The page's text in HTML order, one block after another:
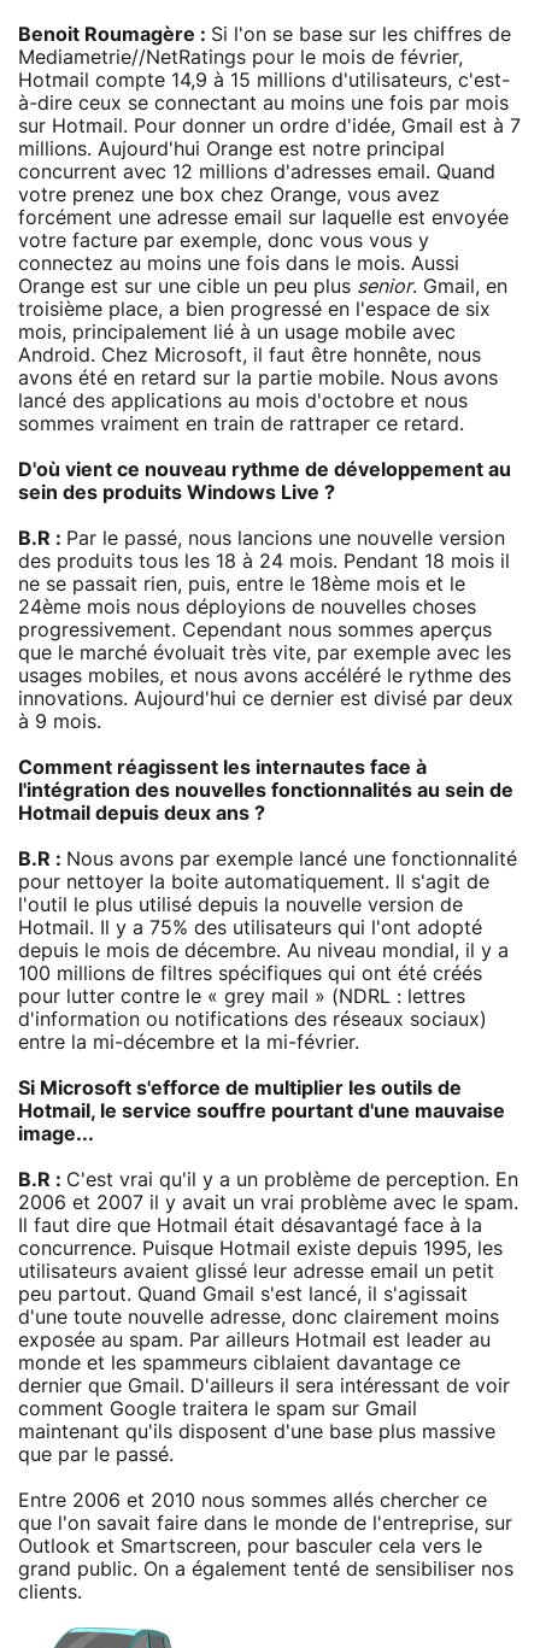
Benoit Roumagère : Si l'on se base sur les chiffres de
Mediametrie//NetRatings pour le mois de février,
Hotmail compte 14,9 à 15 millions d'utilisateurs, c'est-
à-dire ceux se connectant au moins une fois par mois
sur Hotmail. Pour donner un ordre d'idée, Gmail est à 7
millions. Aujourd'hui Orange est notre principal
concurrent avec 12 millions d'adresses email. Quand
votre prenez une box chez Orange, vous avez
forcément une adresse email sur laquelle est envoyée
votre facture par exemple, donc vous vous y
connectez au moins une fois dans le mois. Aussi
Orange est sur une cible un peu plus senior. Gmail, en
troisième place, a bien progressé en l'espace de six
mois, principalement lié à un usage mobile avec
Android. Chez Microsoft, il faut être honnête, nous
avons été en retard sur la partie mobile. Nous avons
lancé des applications au mois d'octobre et nous
sommes vraiment en train de rattraper ce retard.
D'où vient ce nouveau rythme de développement au
sein des produits Windows Live ?
B.R : Par le passé, nous lancions une nouvelle version
des produits tous les 18 à 24 mois. Pendant 18 mois il
ne se passait rien, puis, entre le 18ème mois et le
24ème mois nous déployions de nouvelles choses
progressivement. Cependant nous sommes aperçus
que le marché évoluait très vite, par exemple avec les
usages mobiles, et nous avons accéléré le rythme des
innovations. Aujourd'hui ce dernier est divisé par deux
à 9 mois.
Comment réagissent les internautes face à
l'intégration des nouvelles fonctionnalités au sein de
Hotmail depuis deux ans ?
B.R : Nous avons par exemple lancé une fonctionnalité
pour nettoyer la boite automatiquement. Il s'agit de
l'outil le plus utilisé depuis la nouvelle version de
Hotmail. Il y a 75% des utilisateurs qui l'ont adopté
depuis le mois de décembre. Au niveau mondial, il y a
100 millions de filtres spécifiques qui ont été créés
pour lutter contre le « grey mail » (NDRL : lettres
d'information ou notifications des réseaux sociaux)
entre la mi-décembre et la mi-février.
Si Microsoft s'efforce de multiplier les outils de
Hotmail, le service souffre pourtant d'une mauvaise
image...
B.R : C'est vrai qu'il y a un problème de perception. En
2006 et 2007 il y avait un vrai problème avec le spam.
Il faut dire que Hotmail était désavantagé face à la
concurrence. Puisque Hotmail existe depuis 1995, les
utilisateurs avaient glissé leur adresse email un petit
peu partout. Quand Gmail s'est lancé, il s'agissait
d'une toute nouvelle adresse, donc clairement moins
exposée au spam. Par ailleurs Hotmail est leader au
monde et les spammeurs ciblaient davantage ce
dernier que Gmail. D'ailleurs il sera intéressant de voir
comment Google traitera le spam sur Gmail
maintenant qu'ils disposent d'une base plus massive
que par le passé.
Entre 2006 et 2010 nous sommes allés chercher ce
que l'on savait faire dans le monde de l'entreprise, sur
Outlook et Smartscreen, pour basculer cela vers le
grand public. On a également tenté de sensibiliser nos
clients.